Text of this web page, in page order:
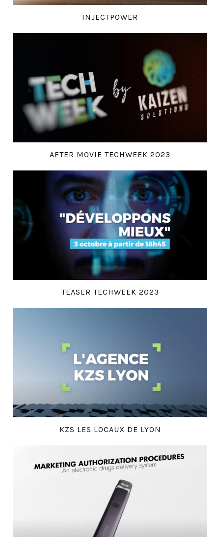
INJECTPOWER
AFTER MOVIE TECHWEEK 2023
TEASER TECHWEEK 2023
KZS LES LOCAUX DE LYON